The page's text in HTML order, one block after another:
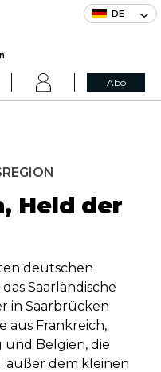
DE
Abo
Held der
deutschen
Saarländische
in Saarbrücken
aus Frankreich,
Belgien, die
außer dem kleinen